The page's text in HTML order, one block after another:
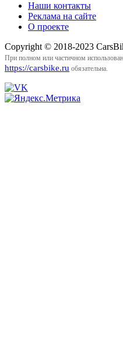
Наши контакты
Реклама на сайте
О проекте
Copyright © 2018-2023
При полном или частичном
https://carsbike.ru обязательна.